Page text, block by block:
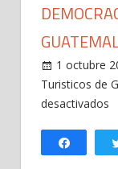
1 octubre
Turisticos de
desactivados